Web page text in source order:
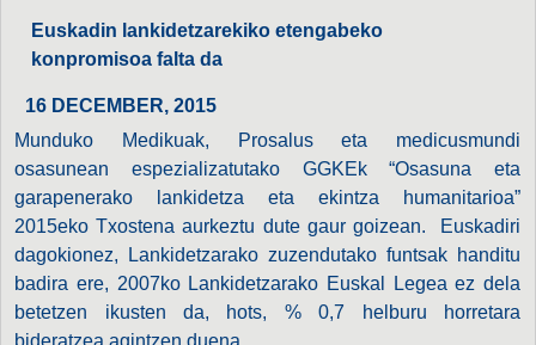
Euskadin lankidetzarekiko etengabeko
konpromisoa falta da
16 DECEMBER, 2015
Munduko Medikuak, Prosalus eta medicusmundi
osasunean espezializatutako GGKEk “Osasuna eta
garapenerako lankidetza eta ekintza humanitarioa”
2015eko Txostena aurkeztu dute gaur goizean. Euskadiri
dagokionez, Lankidetzarako zuzendutako funtsak handitu
badira ere, 2007ko Lankidetzarako Euskal Legea ez dela
betetzen ikusten da, hots, % 0,7 helburu horretara
bideratzea agintzen duena.